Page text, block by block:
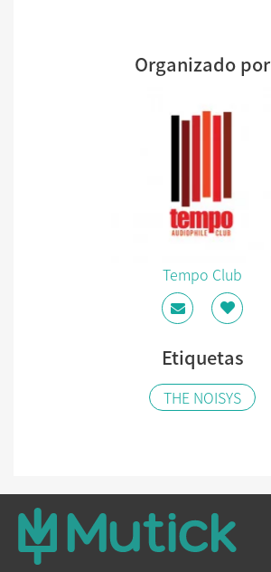
Organizado por
Tempo Club
Etiquetas
THE NOISYS